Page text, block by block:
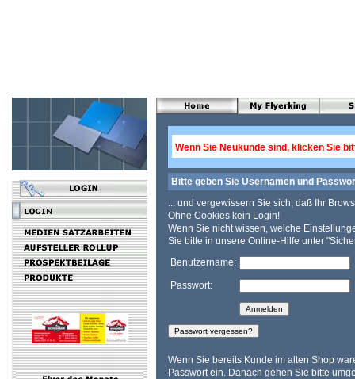
Wenn Sie Neukunde sind, klicken Sie
Bitte geben Sie Usernamen und
... und vergewissern Sie sich, daß Ihr
Ohne Cookies kein Login!
Wenn Sie nicht wissen, welche
Sie bitte in unsere Online-Hilfe unter
Benutzername:
Passwort:
Wenn Sie bereits Kunde im alten Shop
Passwort ein. Danach gehen Sie bitte